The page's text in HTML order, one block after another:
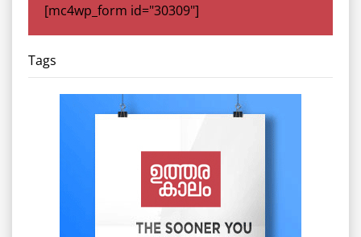
[mc4wp_form id="30309"]
Tags